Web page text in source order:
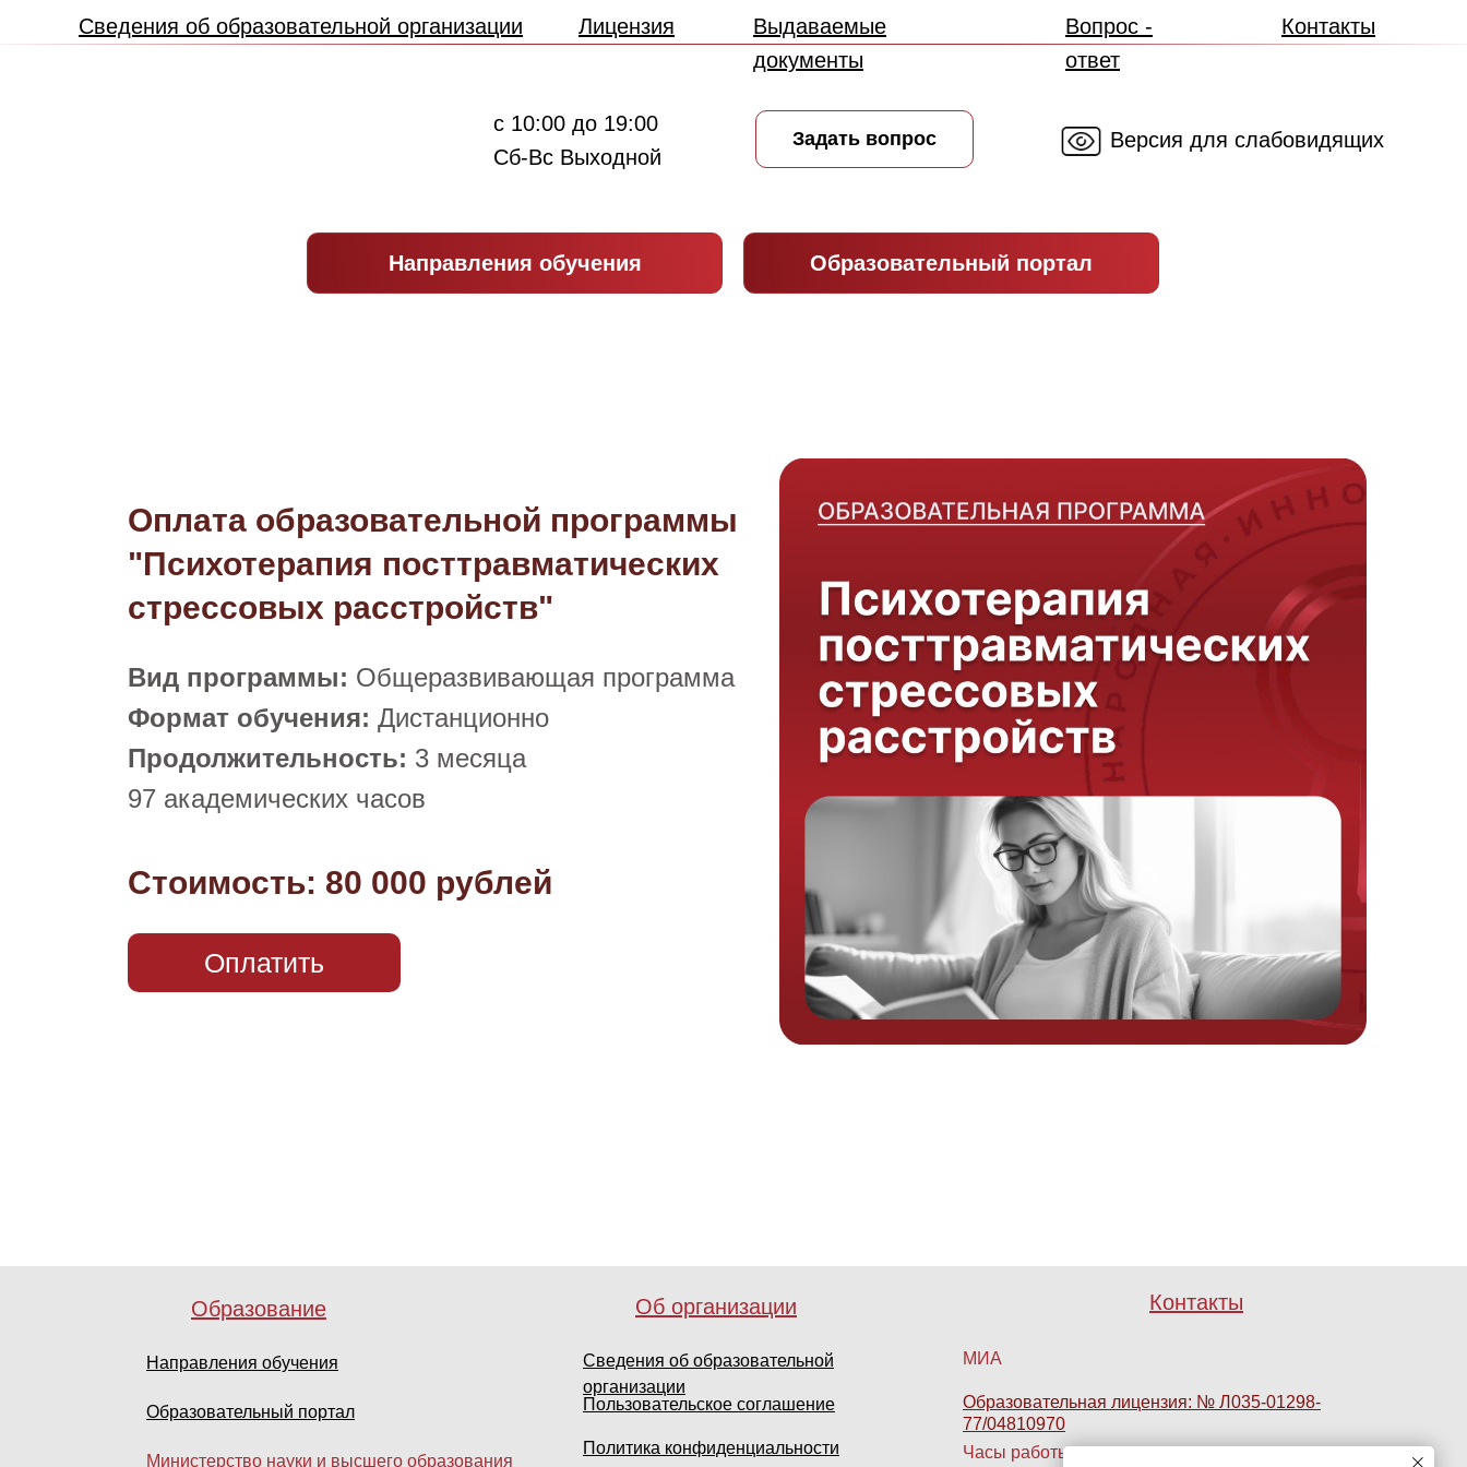
Сведения об образовательной организации Лицензия
Выдаваемые
документы
Вопрос -
ответ
Контакты
с 10:00 до 19:00
Сб-Вс Выходной
Версия для слабовидящих
Задать вопрос
Направления обучения Образовательный портал
Стоимость: 80 000 рублей
Вид программы: Общеразвивающая программа
Формат обучения: Дистанционно
Продолжительность: 3 месяца
97 академических часов
Оплата образовательной программы
"Психотерапия посттравматических
стрессовых расстройств"
Оплатить
Образование Об организации Контакты
Направления обучения
Образовательный портал
Министерство науки и высшего образования
Сведения об образовательной
организации
Пользовательское соглашение
Политика конфиденциальности
МИА
Образовательная лицензия: № Л035-01298-
77/04810970
Часы работы